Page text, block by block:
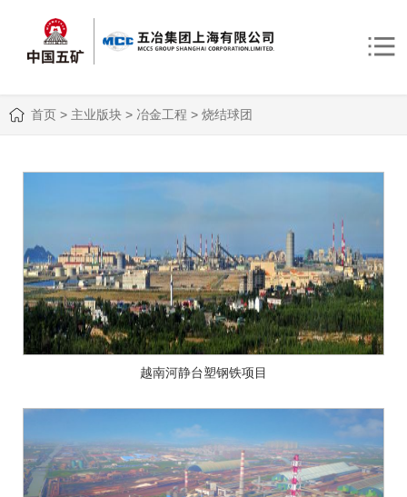
首页 > 主业版块 > 冶金工程 > 烧结球团
越南河静台塑钢铁项目